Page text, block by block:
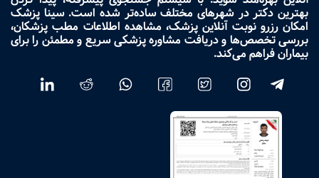
بهترین دکتر در شهرهای مختلف ساده‌تر شده است. سینا پزشک
امکان رزرو نوبت آنلاین پزشک، مشاهده اطلاعات مطب پزشکان،
بررسی تخصص‌ها و دریافت مشاوره پزشکی سریع و مطمئن را برای
بیماران فراهم می‌کند.